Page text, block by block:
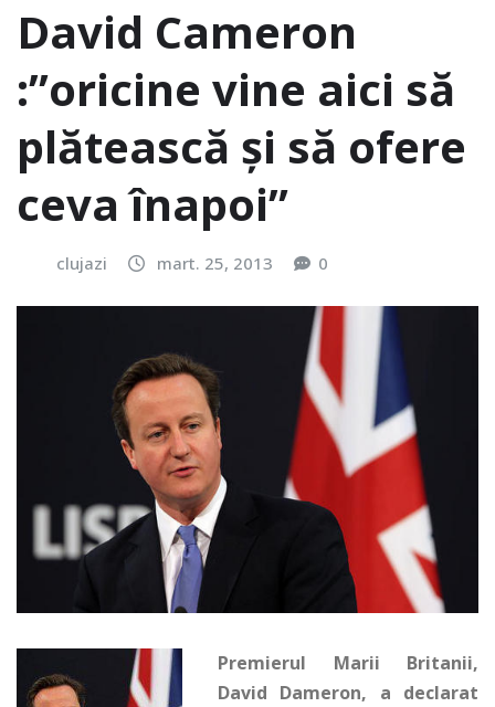
David Cameron
:”oricine vine aici să
plătească şi să ofere
ceva înapoi”
clujazi mart. 25, 2013 0
Premierul Marii Britanii,
David Dameron, a declarat